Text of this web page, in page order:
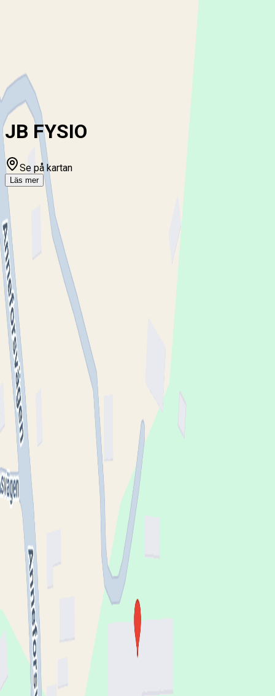
JB FYSIO
Se på kartan
Läs mer
Om JB FYSIO
JB FYSIO
Driver du denna mottagning?
Omdömen från patienter
Inga omdömen ännu. Bli den första att berätta om din
upplevelse!
Se fler omdömen
Kontakt
Webbsida
1177.se
Telefon
●●●●●●8299
Visa nummer
Öppettider
Mottagning
Måndag - Fredag
07:30 - 16:00